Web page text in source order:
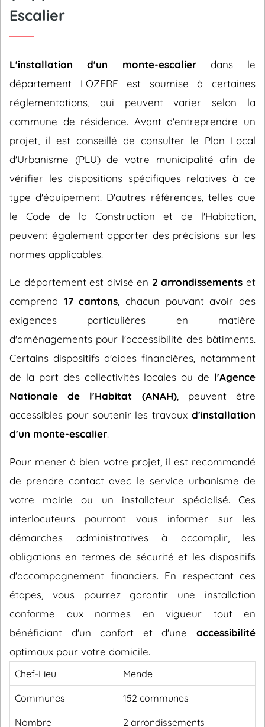
Escalier
L'installation d'un monte-escalierdans le
département LOZERE est soumise à certaines
réglementations, qui peuvent varier selon la
commune de résidence. Avant d'entreprendre un
projet, il est conseillé de consulter le Plan Local
d'Urbanisme (PLU) de votre municipalité afin de
vérifier les dispositions spécifiques relatives à ce
type d'équipement. D'autres références, telles que
le Code de la Construction et de l'Habitation,
peuvent également apporter des précisions sur les
normes applicables.
Le département est divisé en 2 arrondissements et
comprend 17 cantons , chacun pouvant avoir des
exigences particulières en matière
d'aménagements pour l'accessibilité des bâtiments.
Certains dispositifs d'aides financières, notamment
de la part des collectivités locales ou de l'Agence
Nationale de l'Habitat (ANAH), peuvent être
accessibles pour soutenir les travaux d'installation
d'un monte-escalier.
Pour mener à bien votre projet, il est recommandé
de prendre contact avec le service urbanisme de
votre mairie ou un installateur spécialisé. Ces
interlocuteurs pourront vous informer sur les
démarches administratives à accomplir, les
obligations en termes de sécurité et les dispositifs
d'accompagnement financiers. En respectant ces
étapes, vous pourrez garantir une installation
conforme aux normes en vigueur tout en
bénéficiant d'un confort et d'une accessibilité
optimaux pour votre domicile.
Chef-Lieu Mende
Communes 152 communes
Nombre
2 arrondissements